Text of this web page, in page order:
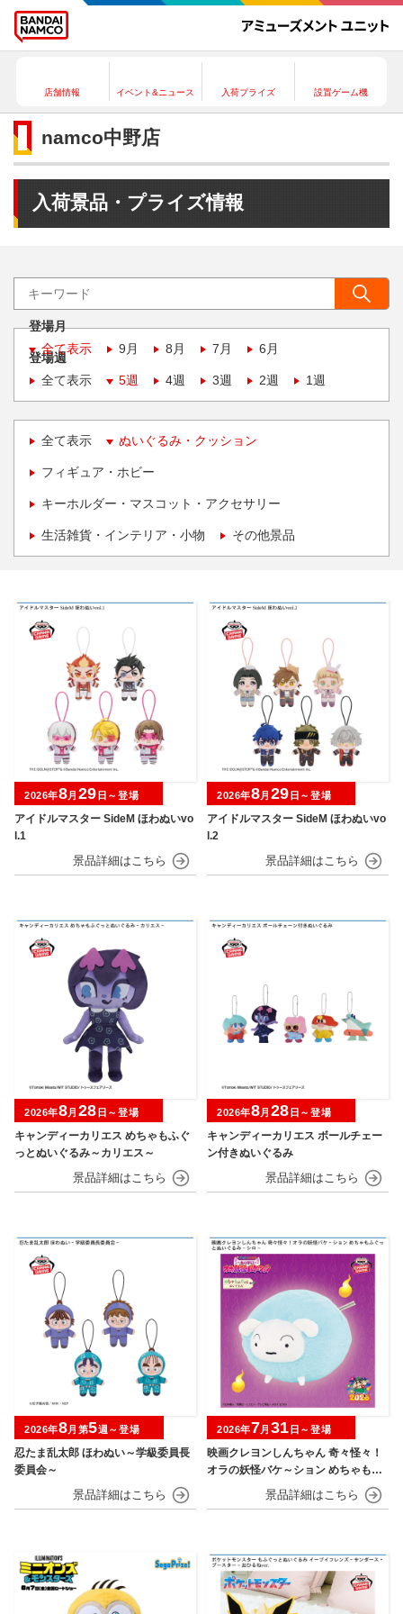
店舗情報 イベント&ニュース 入荷プライズ 設置ゲーム機
namco中野店
入荷景品・プライズ情報
登場月
全て表示
9月 8月 7月 6月
登場週
全て表示
5週 4週 3週 2週 1週
全て表示 ぬいぐるみ・クッション
フィギュア・ホビー
キーホルダー・マスコット・アクセサリー
生活雑貨・インテリア・小物 その他景品
アイドルマスター SideM ほわぬいvo
l.1
2026年8月 29 日～登場
アイドルマスター SideM ほわぬいvo
l.2
2026年8月 29 日～登場
キャンディーカリエス めちゃもふぐ
っとぬいぐるみ～カリエス～
2026年8月 28 日～登場
キャンディーカリエス ボールチェー
ン付きぬいぐるみ
2026年8月 28 日～登場
忍たま乱太郎 ほわぬい～学級委員長
委員会～
2026年8月第5週～登場
映画クレヨンしんちゃん 奇々怪々！
オラの妖怪バケ～ション めちゃもふ
ぐっとぬいぐるみ シロ
2026年7月 31 日～登場